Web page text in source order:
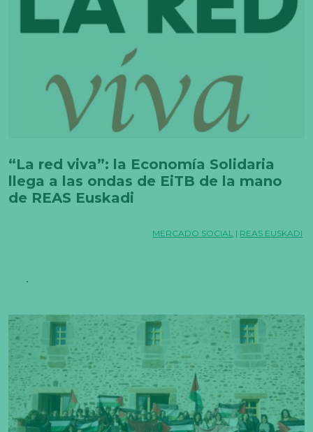
“La red viva”: la Economía Solidaria
llega a las ondas de EiTB de la mano
de REAS Euskadi
MERCADO SOCIAL | REAS EUSKADI